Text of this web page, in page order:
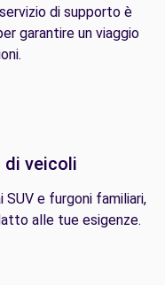
di supporto è
garantire un viaggio
di veicoli
e furgoni familiari,
alle tue esigenze.